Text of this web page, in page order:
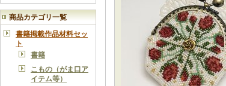
商品カテゴリ一覧
書籍掲載作品材料セッ
ト
書籍
こもの（がま口ア
イテム等）